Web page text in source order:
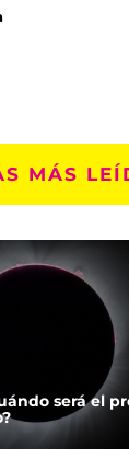
MÁS
será el